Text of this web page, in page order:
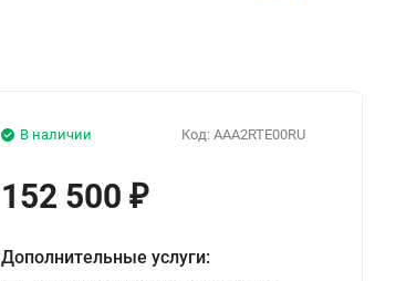
Код: AAA2RTE00RU
В наличии
152 500 ₽
Дополнительные услуги: